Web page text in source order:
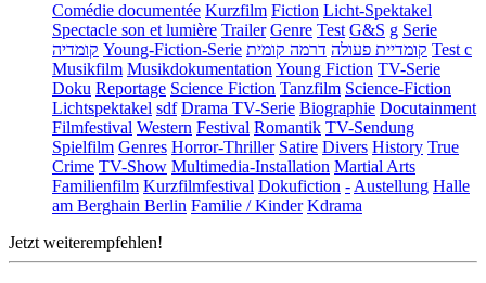
Comédie documentée Kurzfilm Fiction Licht-Spektakel
Spectacle son et lumière Trailer Genre Test G&S g Serie
קומדיה Young-Fiction-Serie קומדיית פעולה דרמה קומית
Test c
Musikfilm MusikdokumentationYoung Fiction TV-Serie
Doku Reportage Science Fiction Tanzfilm Science-Fiction
Lichtspektakel sdf Drama TV-Serie Biographie Docutainment
Filmfestival Western Festival Romantik TV-Sendung
Spielfilm Genres Horror-Thriller Satire Divers History True
Crime TV-Show Multimedia-Installation Martial Arts
Familienfilm Kurzfilmfestival Dokufiction -Austellung Halle
am Berghain Berlin Familie / Kinder Kdrama
Jetzt weiterempfehlen!